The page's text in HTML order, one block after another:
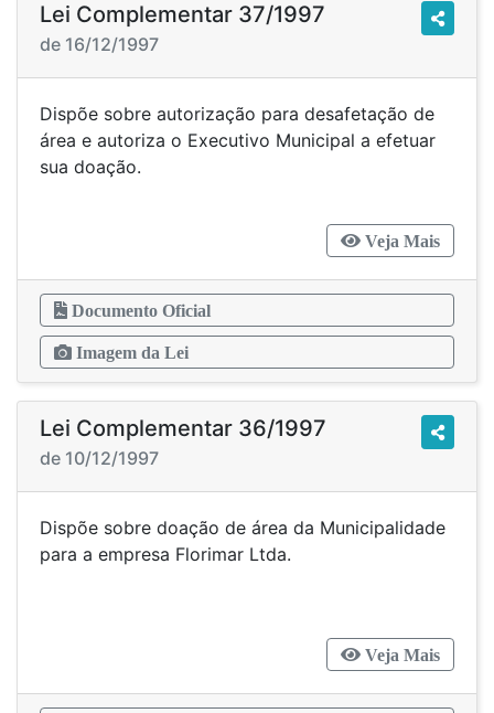
Lei Complementar 37/1997
de 16/12/1997
Dispõe sobre autorização para desafetação de
área e autoriza o Executivo Municipal a efetuar
sua doação.
Veja Mais
Documento Oficial
Imagem da Lei
Lei Complementar 36/1997
de 10/12/1997
Dispõe sobre doação de área da Municipalidade
para a empresa Florimar Ltda.
Veja Mais